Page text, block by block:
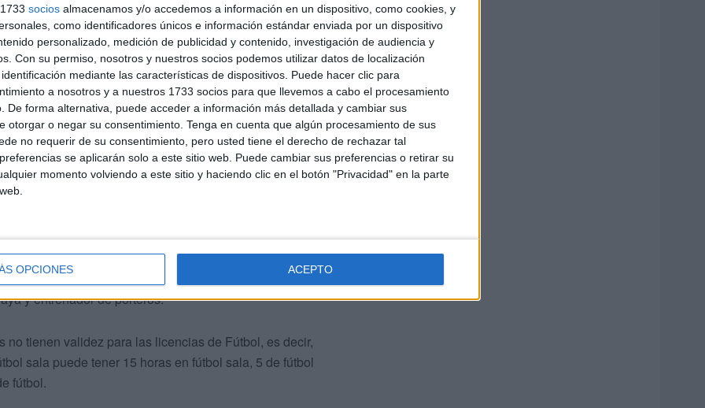
socios almacenamos y/o accedemos a información en un dispositivo, como cookies, y
como identificadores únicos e información estándar enviada por un dispositivo
personalizado, medición de publicidad y contenido, investigación de audiencia y
Con su permiso, nosotros y nuestros socios podemos utilizar datos de localización
mediante las características de dispositivos. Puede hacer clic para
a nosotros y a nuestros 1733 socios para que llevemos a cabo el procesamiento
De forma alternativa, puede acceder a información más detallada y cambiar sus
otorgar o negar su consentimiento. Tenga en cuenta que algún procesamiento de sus
no requerir de su consentimiento, pero usted tiene el derecho de rechazar tal
se aplicarán solo a este sitio web. Puede cambiar sus preferencias o retirar su
momento volviendo a este sitio y haciendo clic en el botón "Privacidad" en la parte
OPCIONES ACEPTO
ver un microciclo de entrenamiento de los equipos
sala.
tener la colegiación del Comité al día y el
el caso de entrenadores con titulaciones UEFA esas
que aparece en su licencia. En el resto de los
de 2025. Las horas de las jornadas de fútbol
y entrenador de porteros.
tienen validez para las licencias de Fútbol, es decir,
sala puede tener 15 horas en fútbol sala, 5 de fútbol
fútbol.